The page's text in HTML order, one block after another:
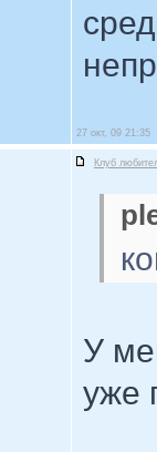
27 окт, 09 21:35
Клуб
У
уже